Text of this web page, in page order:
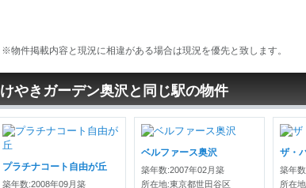
※物件掲載内容と現況に相違がある場合は現況を優先と致します。
けやきガーデン奥沢と同じ駅の物件
プラチナコート自由が丘
築年数:2008年09月築
ベルファース奥沢
築年数:2007年02月築
所在地:東京都世田谷区
ザ・
築年
所在